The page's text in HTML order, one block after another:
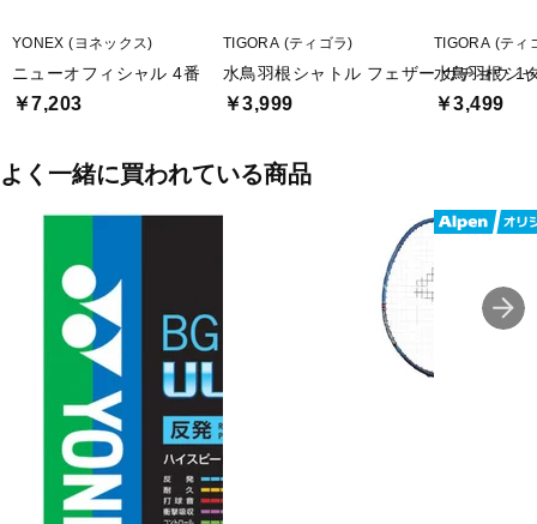
YONEX (ヨネックス)
ニューオフィシャル 4番
￥7,203
TIGORA (ティゴラ)
水鳥羽根シャトル フェザー ガチョウ 1
￥3,999
TIGORA (ティ
水鳥羽根シ
￥3,499
よく一緒に買われている商品